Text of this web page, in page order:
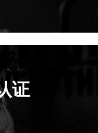
证